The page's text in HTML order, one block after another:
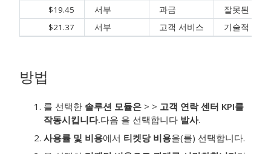
$19.45
서부 과금
잘못된 요금
$21.37
서부 고객 서비스 기술적 인
방법
를 선택한 솔루션 모듈은 > > 고객 연락 센터 KPI를
작동시킵니다.다음 을 선택합니다 발사.
사용률 및 비용에서 티켓당 비용을(를) 선택합니다.